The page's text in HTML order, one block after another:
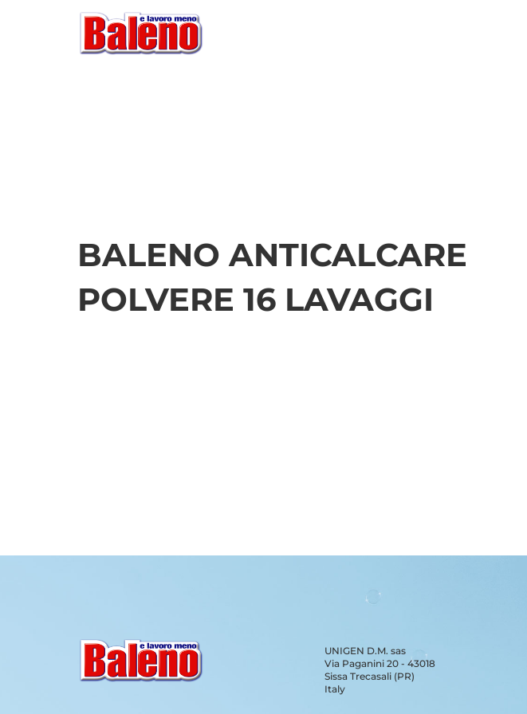
BALENO ANTICALCARE
POLVERE 16 LAVAGGI
UNIGEN D.M. sas
Via Paganini 20 - 43018
Sissa Trecasali (PR)
Italy